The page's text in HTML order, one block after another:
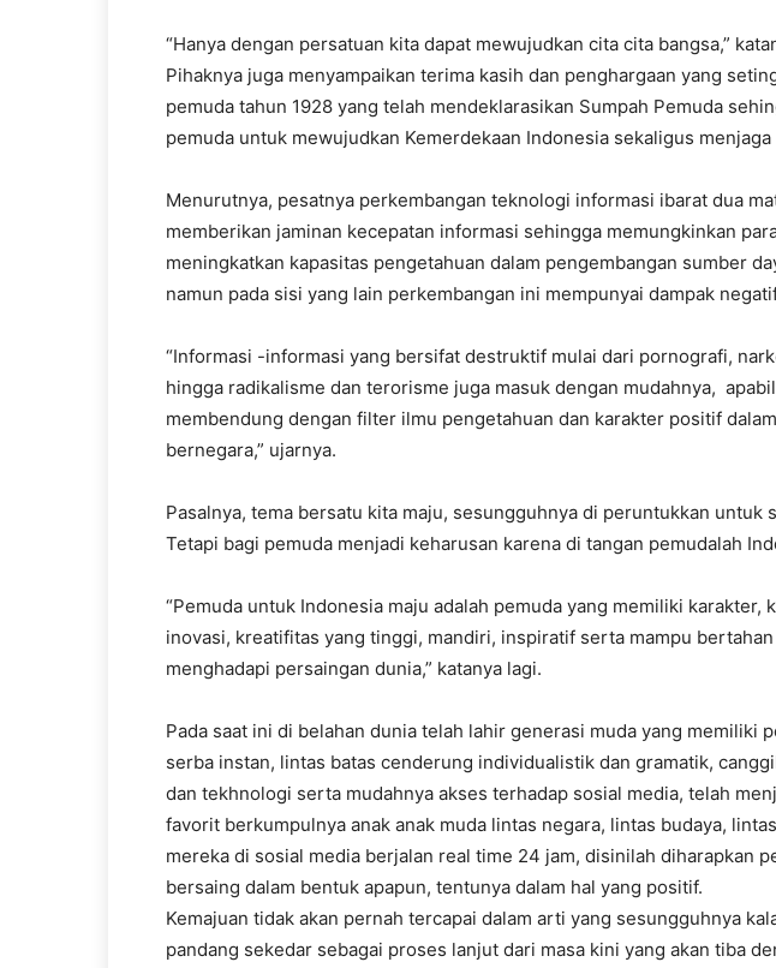
“Hanya dengan persatuan kita dapat mewujudkan cita cita bangsa,”
Pihaknya juga menyampaikan terima kasih dan penghargaan yang
pemuda tahun 1928 yang telah mendeklarasikan Sumpah Pemuda
pemuda untuk mewujudkan Kemerdekaan Indonesia sekaligus menjaga
Menurutnya, pesatnya perkembangan teknologi informasi ibarat dua
memberikan jaminan kecepatan informasi sehingga memungkinkan
meningkatkan kapasitas pengetahuan dalam pengembangan sumber
namun pada sisi yang lain perkembangan ini mempunyai dampak
“Informasi -informasi yang bersifat destruktif mulai dari pornografi,
hingga radikalisme dan terorisme juga masuk dengan mudahnya,
membendung dengan filter ilmu pengetahuan dan karakter positif
bernegara,” ujarnya.
Pasalnya, tema bersatu kita maju, sesungguhnya di peruntukkan untuk
Tetapi bagi pemuda menjadi keharusan karena di tangan pemudalah
“Pemuda untuk Indonesia maju adalah pemuda yang memiliki karakter,
inovasi, kreatifitas yang tinggi, mandiri, inspiratif serta mampu
menghadapi persaingan dunia,” katanya lagi.
Pada saat ini di belahan dunia telah lahir generasi muda yang memiliki
serba instan, lintas batas cenderung individualistik dan gramatik,
dan tekhnologi serta mudahnya akses terhadap sosial media, telah
favorit berkumpulnya anak anak muda lintas negara, lintas budaya,
mereka di sosial media berjalan real time 24 jam, disinilah diharapkan
bersaing dalam bentuk apapun, tentunya dalam hal yang positif.
Kemajuan tidak akan pernah tercapai dalam arti yang sesungguhnya
pandang sekedar sebagai proses lanjut dari masa kini yang akan tiba